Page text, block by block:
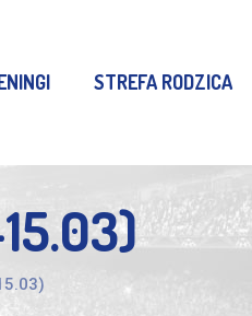
STREFA RODZICA